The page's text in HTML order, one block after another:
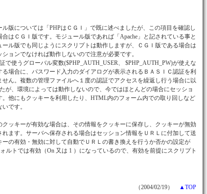
版については「PHPはＣＧＩ」で既に述べましたが、この項目を確認し
はＣＧＩ版です。モジュール版であれば「Apache」と記されている事と
ル版でも同じようにスクリプトは動作しますが、ＣＧＩ版である場合は
ョンでなければ動作しないので注意が必要です。
使うグローバル変数($PHP_AUTH_USER、 $PHP_AUTH_PW)が使えな
場合に、パスワード入力のダイアログが表示されるＢＡＳＩＣ認証を利
ん。複数の管理ファイルへ１度の認証でアクセスを繰返し行う場合に以
が、環境によっては動作しないので、今ではほとんどの場合にセッショ
。他にもクッキーを利用したり、HTML内のフォーム内での取り回しなど
です。
ッキーが有効な場合は、その情報をクッキーに保存し、クッキーが無効
ます。サーバへ保存される場合はセッション情報をＵＲＬに付加して送
の有効・無効に対して自動でＵＲＬの書き換えを行うか否かの設定が
ォルトでは有効（On 又は 1 ）になっているので、有効を前提にスクリプト
（2004/02/19）
▲TOP